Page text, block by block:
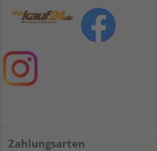
Zahlungsarten